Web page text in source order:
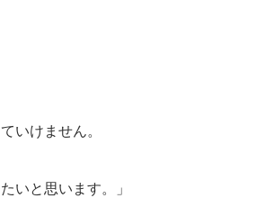
いけません。
いと思います。」